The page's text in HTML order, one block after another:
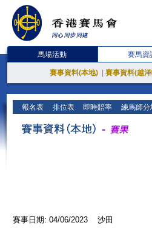
馬場活動 賽馬資
賽事資料(本地) 賽事資料(越
報名表 排位表 即時賠率 練馬師分
賽事日期: 04/06/2023 沙田